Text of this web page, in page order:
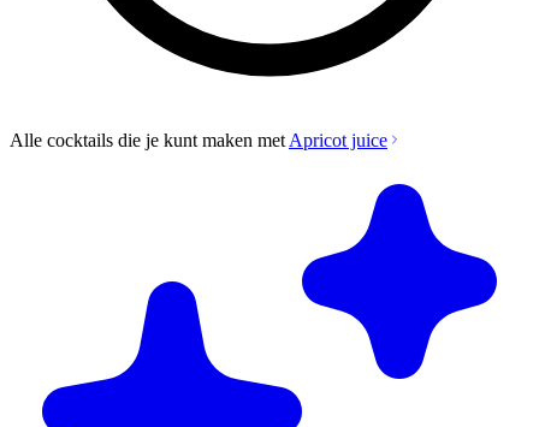
Alle cocktails die je kunt maken met Apricot juice